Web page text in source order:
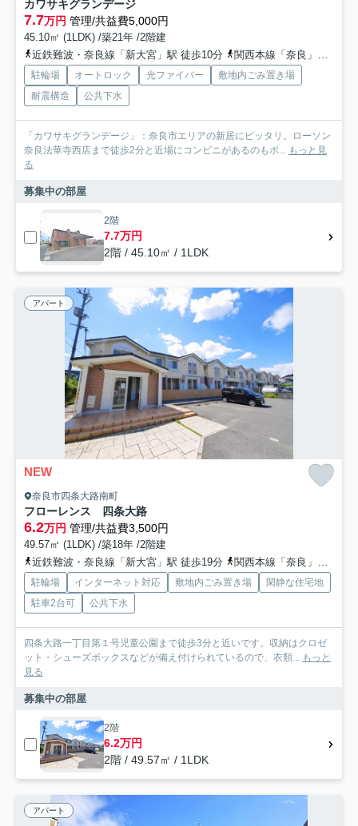
カワサキグランデージ
7.7万円 管理/共益費5,000円
45.10㎡ (1LDK) /築21年 /2階建
近鉄難波・奈良線「新大宮」駅 徒歩10分
関西本線「奈良」駅 バス6分 奈良交通「奈良市庁前」 停歩10分
駐輪場 オートロック 光ファイバー
敷地内ごみ置き場
耐震構造
公共下水
「カワサキグランデージ」：奈良市エリアの新居にピッタリ。ローソン
奈良法華寺西店まで徒歩2分と近場にコンビニがあるのもポ... もっと見
る
募集中の部屋
2階
7.7万円
2階 / 45.10㎡ / 1LDK
アパート
NEW
奈良市四条大路南町
フローレンス 四条大路
6.2万円 管理/共益費3,500円
49.57㎡ (1LDK) /築18年 /2階建
近鉄難波・奈良線「新大宮」駅 徒歩19分
関西本線「奈良」駅 バス16分 奈良交通「県立図書情報館」 停歩2分
駐輪場 インターネット対応 敷地内ごみ置き場
閑静な住宅地
駐車2台可
公共下水
四条大路一丁目第１号児童公園まで徒歩3分と近いです。収納はクロゼ
ット・シューズボックスなどが備え付けられているので、衣類... もっと
見る
募集中の部屋
2階
6.2万円
2階 / 49.57㎡ / 1LDK
アパート